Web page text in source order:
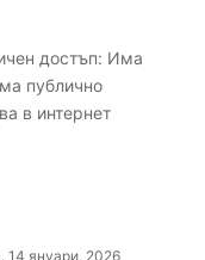
достъп: Има
публично
в интернет
14 януари, 2026